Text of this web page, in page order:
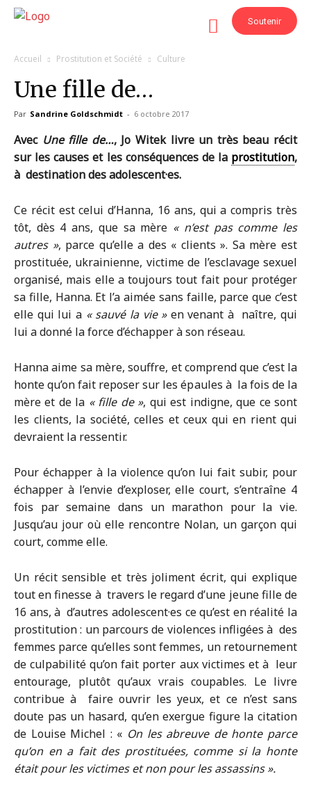
Soutenir
Accueil Prostitution et Société Culture
Une fille de…
Par Sandrine Goldschmidt - 6 octobre 2017
Avec Une fille de…, Jo Witek livre un très beau récit
sur les causes et les conséquences de la prostitution,
à destination des adolescent·es.
Ce récit est celui d’Hanna, 16 ans, qui a compris très
tôt, dès 4 ans, que sa mère « n’est pas comme les
autres », parce qu’elle a des « clients ». Sa mère est
prostituée, ukrainienne, victime de l’esclavage sexuel
organisé, mais elle a toujours tout fait pour protéger
sa fille, Hanna. Et l’a aimée sans faille, parce que c’est
elle qui lui a « sauvé la vie »en venant à naître, qui
lui a donné la force d’échapper à son réseau.
Hanna aime sa mère, souffre, et comprend que c’est la
honte qu’on fait reposer sur les épaules à la fois de la
mère et de la « fille de », qui est indigne, que ce sont
les clients, la société, celles et ceux qui en rient qui
devraient la ressentir.
Pour échapper à la violence qu’on lui fait subir, pour
échapper à l’envie d’exploser, elle court, s’entraîne 4
fois par semaine dans un marathon pour la vie.
Jusqu’au jour où elle rencontre Nolan, un garçon qui
court, comme elle.
Un récit sensible et très joliment écrit, qui explique
tout en finesse à travers le regard d’une jeune fille de
16 ans, à d’autres adolescent·es ce qu’est en réalité la
prostitution : un parcours de violences infligées à des
femmes parce qu’elles sont femmes, un retournement
de culpabilité qu’on fait porter aux victimes et à leur
entourage, plutôt qu’aux vrais coupables. Le livre
contribue à faire ouvrir les yeux, et ce n’est sans
doute pas un hasard, qu’en exergue figure la citation
de Louise Michel : « On les abreuve de honte parce
qu’on en a fait des prostituées, comme si la honte
était pour les victimes et non pour les assassins ».